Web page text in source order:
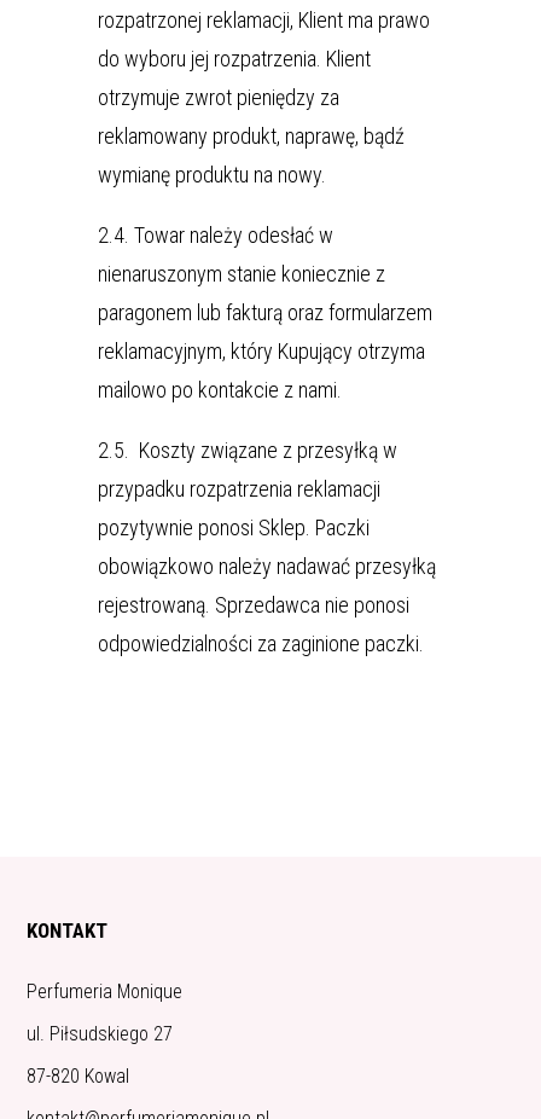
rozpatrzonej reklamacji, Klient ma prawo
do wyboru jej rozpatrzenia. Klient
otrzymuje zwrot pieniędzy za
reklamowany produkt, naprawę, bądź
wymianę produktu na nowy.
2.4. Towar należy odesłać w
nienaruszonym stanie koniecznie z
paragonem lub fakturą oraz formularzem
reklamacyjnym, który Kupujący otrzyma
mailowo po kontakcie z nami.
2.5. Koszty związane z przesyłką w
przypadku rozpatrzenia reklamacji
pozytywnie ponosi Sklep. Paczki
obowiązkowo należy nadawać przesyłką
rejestrowaną. Sprzedawca nie ponosi
odpowiedzialności za zaginione paczki.
KONTAKT
Perfumeria Monique
ul. Piłsudskiego 27
87-820 Kowal